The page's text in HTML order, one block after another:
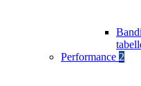
Performance 2